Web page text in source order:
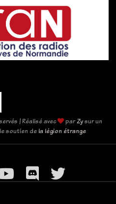
| Réalisé avec parZysur un
soutien de la légion étrange